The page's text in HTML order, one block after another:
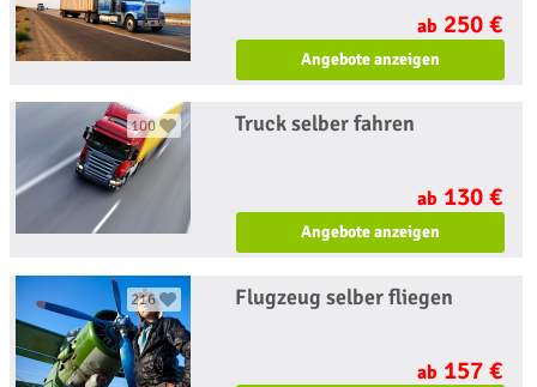
ab 250 €
Angebote anzeigen
100 Truck selber fahren
ab 130 €
Angebote anzeigen
216 Flugzeug selber fliegen
ab 157 €